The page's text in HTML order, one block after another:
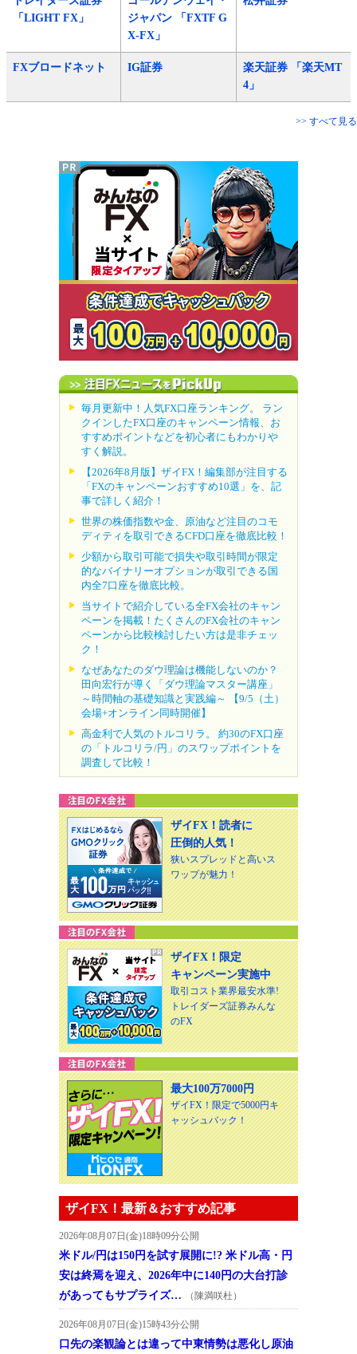
「LIGHT FX」
ジャパン 「FXTF G
X-FX」
FXブロードネット IG証券
楽天証券 「楽天MT
4」
>> すべて見る
毎月更新中！人気FX口座ランキング。 ラン
クインしたFX口座のキャンペーン情報、お
すすめポイントなどを初心者にもわかりや
すく解説。
【2026年8月版】ザイFX！編集部が注目する
「FXのキャンペーンおすすめ10選」を、記
事で詳しく紹介！
世界の株価指数や金、原油など注目のコモ
ディティを取引できるCFD口座を徹底比較！
少額から取引可能で損失や取引時間が限定
的なバイナリーオプションが取引できる国
内全7口座を徹底比較。
当サイトで紹介している全FX会社のキャン
ペーンを掲載！たくさんのFX会社のキャン
ペーンから比較検討したい方は是非チェッ
ク！
なぜあなたのダウ理論は機能しないのか？
田向宏行が導く「ダウ理論マスター講座」
～時間軸の基礎知識と実践編～ 【9/5（土）
会場+オンライン同時開催】
高金利で人気のトルコリラ。 約30のFX口座
の「トルコリラ/円」のスワップポイントを
調査して比較！
ザイFX！読者に
圧倒的人気！
狭いスプレッドと高いス
ワップが魅力！
ザイFX！限定
キャンペーン実施中
取引コスト業界最安水準!
トレイダーズ証券みんな
のFX
最大100万7000円
ザイFX！限定で5000円キ
ャッシュバック！
ザイFX！最新＆おすすめ記事
2026年08月07日(金)18時09分公開
米ドル/円は150円を試す展開に!? 米ドル高・円
安は終焉を迎え、2026年中に140円の大台打診
があってもサプライズ…
（陳満咲杜）
2026年08月07日(金)15時43分公開
口先の楽観論とは違って中東情勢は悪化し原油